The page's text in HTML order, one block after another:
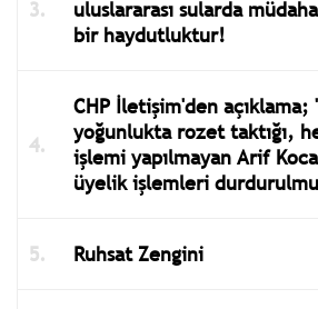
uluslararası sularda
bir haydutluktur!
CHP İletişim'den açıklama;
yoğunlukta rozet taktığı,
işlemi yapılmayan Arif
üyelik işlemleri
Ruhsat Zengini